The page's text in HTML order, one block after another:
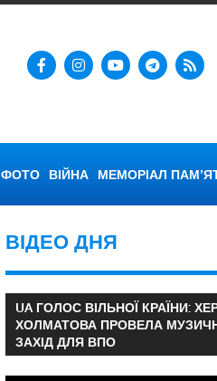
ФОТО ВІЙНА МЕМОРІАЛ
ВІДЕО ДНЯ
UA ГОЛОС ВІЛЬНОЇ КРАЇНИ:
ХОЛМАТОВА ПРОВЕЛА
ЗАХІД ДЛЯ ВПО